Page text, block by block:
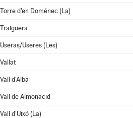
Torre d'en Doménec (La)
Traiguera
Useras/Useres (Les)
Vallat
Vall d'Alba
Vall de Almonacid
Vall d'Uixó (La)